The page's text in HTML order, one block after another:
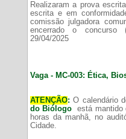
Realizaram a prova
escrita e em
comissão julgadora
encerrado o concurso
29/04/2025
Vaga - MC-003: Ética,
ATENÇÃO: O calendário
do Biólogo
está mantido
horas da manhã, no
Cidade.